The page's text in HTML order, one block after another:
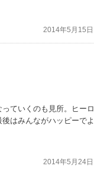
2014年5月15日
ていくのも見所。ヒーロ
はみんながハッピーでよ
2014年5月24日